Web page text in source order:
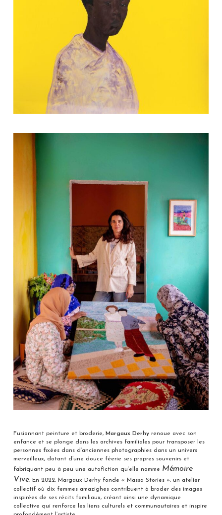
Fusionnant peinture et broderie, Margaux Derhyrenoue avec son
enfance et se plonge dans les archives familiales pour transposer les
personnes fixées dans d’anciennes photographies dans un univers
merveilleux, dotant d’une douce féerie ses propres souvenirs et
fabriquant peu à peu une autofiction qu’elle nomme Mémoire
Vive. En 2022, Margaux Derhy fonde « Massa Stories », un atelier
collectif où dix femmes amazighes contribuent à broder des images
inspirées de ses récits familiaux, créant ainsi une dynamique
collective qui renforce les liens culturels et communautaires et inspire